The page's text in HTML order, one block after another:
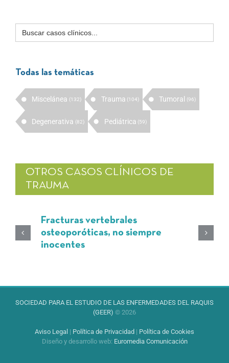
Buscar:
Todas las temáticas
Miscelánea (132) Trauma (104) Tumoral (96)
Degenerativa (82) Pediátrica (59)
OTROS CASOS CLÍNICOS DE
TRAUMA
Fracturas vertebrales
osteoporóticas, no siempre
inocentes
SOCIEDAD PARA EL ESTUDIO DE LAS ENFERMEDADES DEL RAQUIS
(GEER) © 2026
Aviso Legal | Política de Privacidad | Política de Cookies
Diseño y desarrollo web: Euromedia Comunicación